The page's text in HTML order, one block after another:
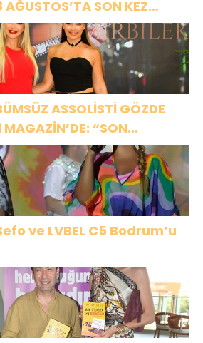
AĞUSTOS’TA SON KEZ
ASSOLİSTİ GÖZDE
MAGAZİN’DE: “SON
VAR OLACAĞIM!”
ve LVBEL C5 Bodrum’u